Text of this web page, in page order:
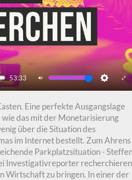
53:33
Mute
Eine perfekte Ausgangslage
wie das mit der Monetarisierung
über die Situation des
im Internet bestellt. Zum Ahrens
Parkplatzsituation -
Investigativreporter recherchieren
Wirtschaft zu bringen. In einer der